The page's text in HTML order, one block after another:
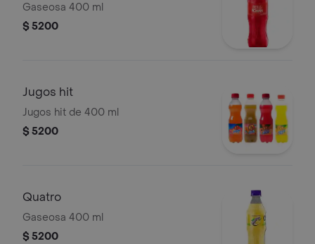
Gaseosa 400 ml
$ 5200
Jugos hit
Jugos hit de 400 ml
$ 5200
Quatro
Gaseosa 400 ml
$ 5200